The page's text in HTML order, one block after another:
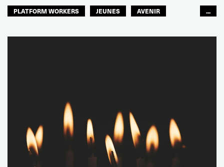
PLATFORM WORKERS JEUNES
AVENIR
...